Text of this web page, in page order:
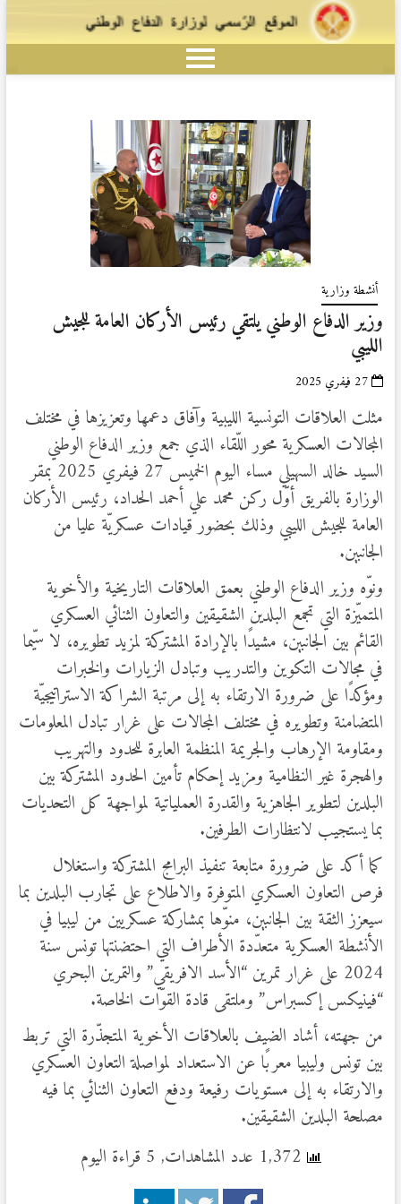
أنشطة وزارية
وزير الدفاع الوطني يلتقي رئيس الأركان العامة للجيش
الليبي
27 فيفري 2025
مثلت العلاقات التونسية الليبية وآفاق دعمها وتعزيزها في مختلف
المجالات العسكرية محور اللّقاء الذي جمع وزير الدفاع الوطني
السيد خالد السهيلي مساء اليوم الخميس 27 فيفري 2025 بمقر
الوزارة بالفريق أوّل ركن محمد علي أحمد الحداد، رئيس الأركان
العامة للجيش الليبي وذلك بحضور قيادات عسكريّة عليا من
الجانبين.
ونوّه وزير الدفاع الوطني بعمق العلاقات التاريخية والأخوية
المتميّزة التي تجمع البلدين الشقيقين والتعاون الثنائي العسكري
القائم بين الجانبين، مشيدًا بالإرادة المشتركة لمزيد تطويره، لا سيّما
في مجالات التكوين والتدريب وتبادل الزيارات والخبرات
ومؤكدًا على ضرورة الارتقاء به إلى مرتبة الشراكة الاستراتيجيّة
المتضامنة وتطويره في مختلف المجالات على غرار تبادل المعلومات
ومقاومة الإرهاب والجريمة المنظمة العابرة للحدود والتهريب
والهجرة غير النظامية ومزيد إحكام تأمين الحدود المشتركة بين
البلدين لتطوير الجاهزية والقدرة العملياتية لمواجهة كل التحديات
بما يستجيب لانتظارات الطرفين.
كما أكد على ضرورة متابعة تنفيذ البرامج المشتركة واستغلال
فرص التعاون العسكري المتوفرة والاطلاع على تجارب البلدين بما
سيعزز الثقة بين الجانبين، منوّها بمشاركة عسكريين من ليبيا في
الأنشطة العسكرية متعدّدة الأطراف التي احتضنتها تونس سنة
2024 على غرار تمرين “الأسد الافريقي” والتمرين البحري
“فينيكس إكسبراس” وملتقى قادة القوّات الخاصة.
من جهته، أشاد الضيف بالعلاقات الأخوية المتجذّرة التي تربط
بين تونس وليبيا معربًا عن الاستعداد لمواصلة التعاون العسكري
والارتقاء به إلى مستويات رفيعة ودفع التعاون الثنائي بما فيه
مصلحة البلدين الشقيقين.